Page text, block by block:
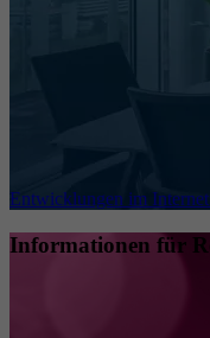
Entwicklungen im
Informationen für